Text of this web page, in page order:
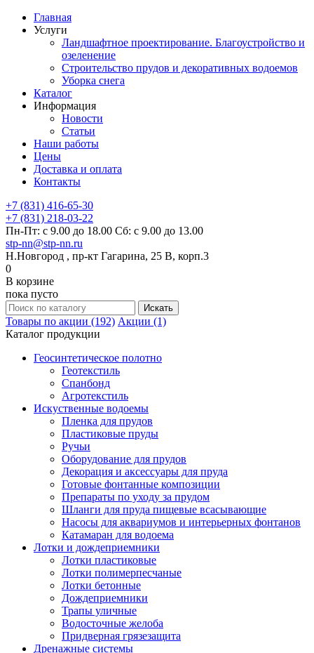
Главная
Услуги
Ландшафтное проектирование. Благоустройство и
озеленение
Строительство прудов и декоративных водоемов
Уборка снега
Каталог
Информация
Новости
Статьи
Наши работы
Цены
Доставка и оплата
Контакты
+7 (831) 416-65-30
+7 (831) 218-03-22
Пн-Пт: с 9.00 до 18.00 Сб: с 9.00 до 13.00
stp-nn@stp-nn.ru
Н.Новгород , пр-кт Гагарина, 25 В, корп.3
0
В корзине
пока пусто
Товары по акции (192) Акции (1)
Каталог продукции
Геосинтетическое полотно
Геотекстиль
Спанбонд
Агротекстиль
Искуственные водоемы
Пленка для прудов
Пластиковые пруды
Ручьи
Оборудование для прудов
Декорация и аксессуары для пруда
Готовые фонтанные композиции
Препараты по уходу за прудом
Шланги для пруда пищевые всасывающие
Насосы для аквариумов и интерьерных фонтанов
Катамаран для водоема
Лотки и дождеприемники
Лотки пластиковые
Лотки полимерпесчаные
Лотки бетонные
Дождеприемники
Трапы уличные
Водосточные желоба
Придверная грязезащита
Дренажные системы